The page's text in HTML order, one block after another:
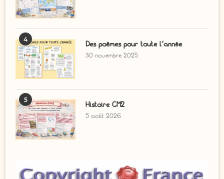
4
Des poèmes pour toute l’année
30 novembre 2025
5
Histoire CM2
5 août 2026